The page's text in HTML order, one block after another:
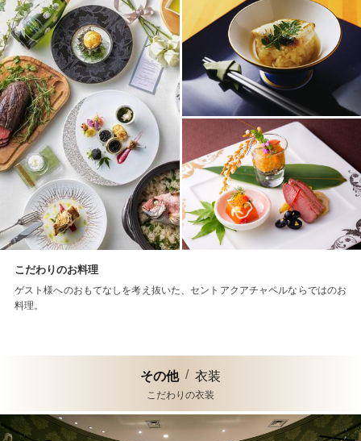
こだわりのお料理
ゲスト様へのおもてなしを考え抜いた、セントアクアチャペルならではのお
料理。
その他 衣装
こだわりの衣装